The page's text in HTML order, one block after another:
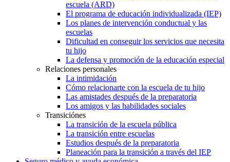
escuela (ARD)
El programa de educación individualizada (IEP)
Los planes de intervención conductual y las
escuelas
Dificultad en conseguir los servicios que necesita
tu hijo
La defensa y promoción de la educación especial
Relaciones personales
La intimidación
Cómo relacionarte con la escuela de tu hijo
Las amistades después de la preparatoria
Los amigos y las habilidades sociales
Transiciónes
La transición de la escuela pública
La transición entre escuelas
Estudios después de la preparatoria
Planeación para la transición a través del IEP